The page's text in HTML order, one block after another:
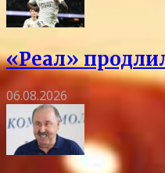
«Реал»
06.08.2026